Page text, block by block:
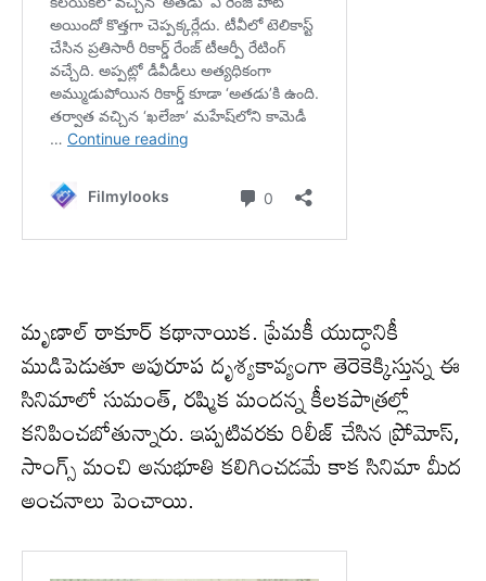
మృణాల్ ఠాకూర్ కథానాయిక. ప్రేమకీ యుద్ధానికీ
ముడిపెడుతూ అపురూప దృశ్యకావ్యంగా తెరెకెక్కిస్తున్న ఈ
సినిమాలో సుమంత్, రష్మిక మందన్న కీలకపాత్రల్లో
కనిపించబోతున్నారు. ఇప్పటివరకు రిలీజ్ చేసిన ప్రోమోస్,
సాంగ్స్ మంచి అనుభూతి కలిగించడమే కాక సినిమా మీద
అంచనాలు పెంచాయి.